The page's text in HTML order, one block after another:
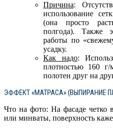
Причина:
использование
(она просто
полгода). Также
работы по
усадку.
Как надо:
плотностью 160 г/
полотен друг на
ЭФФЕКТ «МАТРАСА» (ВЫПИРАНИЕ
Что на фото: На фасаде четко
или минваты, поверхность